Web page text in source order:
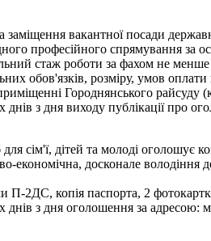
вакантної посади
професійного спрямування за
стаж роботи за фахом не менше
обов'язків, розміру, умов
Городнянського
з дня виходу публікації про
сім'ї, дітей та молоді оголошує
економічна, досконале
2ДС, копія паспорта, 2
з дня оголошення за адресою: